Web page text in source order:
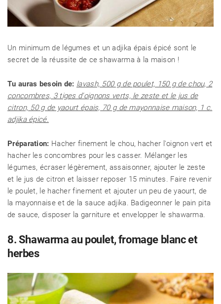
Un minimum de légumes et un adjika épais épicé sont le
secret de la réussite de ce shawarma à la maison !
Tu auras besoin de: lavash, 500 g de poulet, 150 g de chou, 2
concombres, 3 tiges d'oignons verts, le zeste et le jus de
citron, 50 g de yaourt épais, 70 g de mayonnaise maison, 1 c.
adjika épicé.
Préparation: Hacher finement le chou, hacher l'oignon vert et
hacher les concombres pour les casser. Mélanger les
légumes, écraser légèrement, assaisonner, ajouter le zeste
et le jus de citron et laisser reposer 15 minutes. Faire revenir
le poulet, le hacher finement et ajouter un peu de yaourt, de
la mayonnaise et de la sauce adjika. Badigeonner le pain pita
de sauce, disposer la garniture et envelopper le shawarma.
8. Shawarma au poulet, fromage blanc et
herbes